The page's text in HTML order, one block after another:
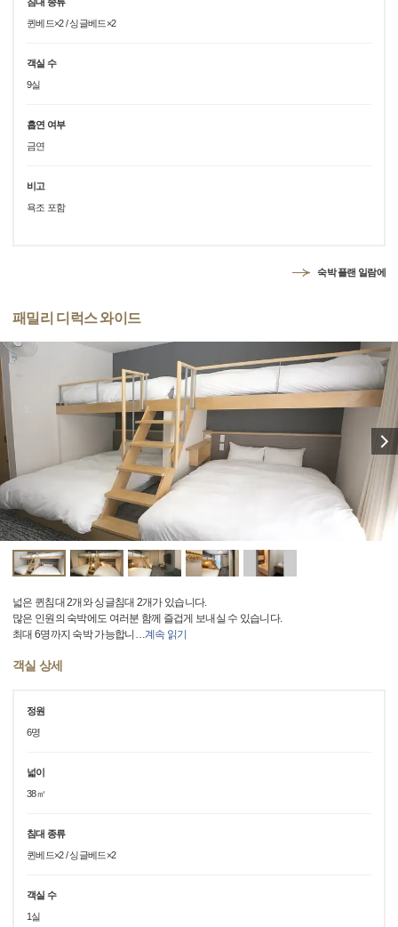
퀸베드×2 / 싱글베드×2
객실 수
9실
흡연 여부
금연
비고
욕조 포함
숙박 플랜 일람에
패밀리 디럭스 와이드
넓은 퀸침대 2개와 싱글침대 2개가 있습니다.
많은 인원의 숙박에도 여러분 함께 즐겁게 보내실 수 있습니다.
최대 6명까지 숙박 가능합니 …계속 읽기
객실 상세
정원
6명
넓이
38㎡
침대 종류
퀸베드×2 / 싱글베드×2
객실 수
1실